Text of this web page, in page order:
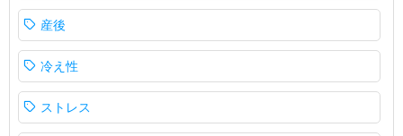
産後
冷え性
ストレス